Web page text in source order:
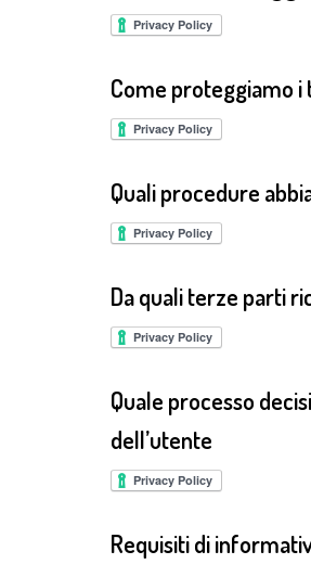
Come proteggiamo i
Quali procedure
Da quali terze parti
Quale processo
dell’utente
Requisiti di